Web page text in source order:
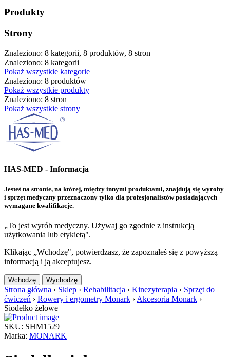
Produkty
Strony
Znaleziono: 8 kategorii, 8 produktów, 8 stron
Znaleziono: 8 kategorii
Pokaż wszystkie kategorie
Znaleziono: 8 produktów
Pokaż wszystkie produkty
Znaleziono: 8 stron
Pokaż wszystkie strony
HAS-MED - Informacja
Jesteś na stronie, na której, między innymi produktami, znajdują się wyroby
i sprzęt medyczny przeznaczony tylko dla profesjonalistów posiadających
wymagane kwalifikacje.
„To jest wyrób medyczny. Używaj go zgodnie z instrukcją
użytkowania lub etykietą".
Klikając „Wchodzę", potwierdzasz, że zapoznałeś się z powyższą
informacją i ją akceptujesz.
Wchodzę Wychodzę
Strona główna › Sklep › Rehabilitacja › Kinezyterapia › Sprzęt do
ćwiczeń › Rowery i ergometry Monark › Akcesoria Monark ›
Siodełko żelowe
SKU: SHM1529
Marka: MONARK